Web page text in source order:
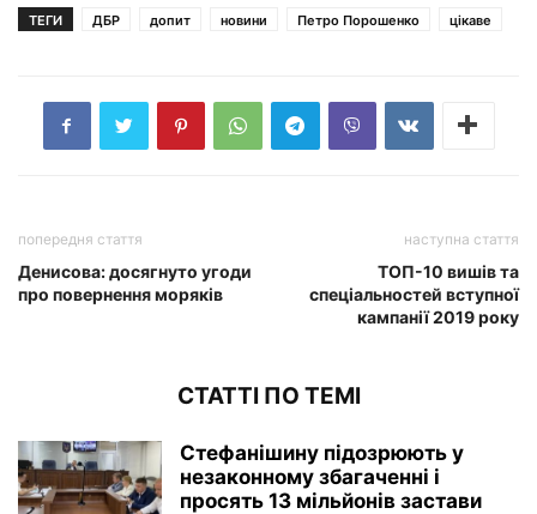
ТЕГИ ДБР допит новини Петро Порошенко цікаве
попередня стаття
Денисова: досягнуто угоди
про повернення моряків
наступна стаття
ТОП-10 вишів та
спеціальностей вступної
кампанії 2019 року
СТАТТІ ПО ТЕМІ
Стефанішину підозрюють у
незаконному збагаченні і
просять 13 мільйонів застави